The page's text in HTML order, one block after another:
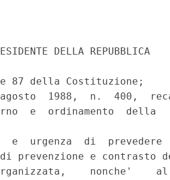
DELLA REPUBBLICA
87 della Costituzione;
1988,  n.  400,
e  ordinamento  della
e  urgenza  di  prevedere
prevenzione e contrasto
nonche'    al